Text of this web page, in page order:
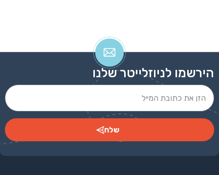
הירשמו לניוזלייטר שלנו
שלח